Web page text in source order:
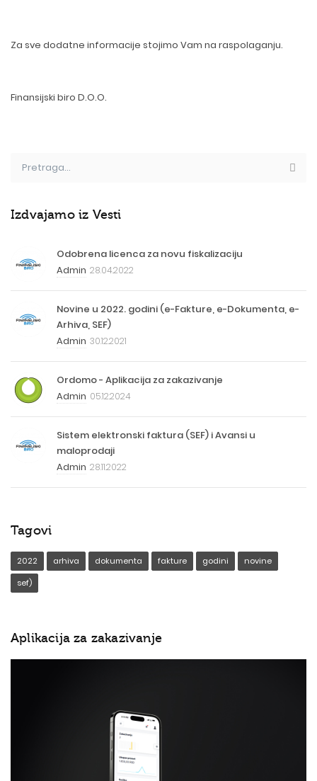
Za sve dodatne informacije stojimo Vam na raspolaganju.
Finansijski biro D.O.O.
Izdvajamo iz Vesti
Odobrena licenca za novu fiskalizaciju
Admin 28.04.2022
Novine u 2022. godini (e-Fakture, e-Dokumenta, e-
Arhiva, SEF)
Admin 30.12.2021
Ordomo - Aplikacija za zakazivanje
Admin 05.12.2024
Sistem elektronski faktura (SEF) i Avansi u
maloprodaji
Admin 28.11.2022
Tagovi
2022 arhiva dokumenta fakture godini
novine
sef)
Aplikacija za zakazivanje